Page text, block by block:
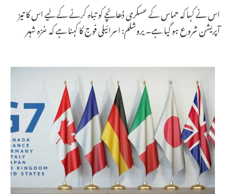
اس نے کہا کہ حماس کے عسکری ڈھانچے کو تباہ کرنے کے لیے اس کا تیز
آپریشن شروع ہو گیا ہے۔ یروشلم: اسرائیلی فوج کا کہنا ہے کہ غزہ شہر